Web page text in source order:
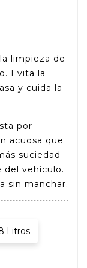
limpieza de
Evita la
y cuida la
por
acuosa que
suciedad
del vehículo.
sin manchar.
Litros